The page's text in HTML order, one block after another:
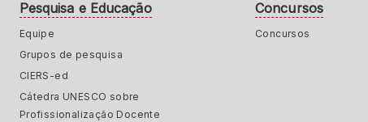
Pesquisa e Educação
Equipe
Grupos de pesquisa
CIERS-ed
Cátedra UNESCO sobre
Profissionalização Docente
Concursos
Concursos